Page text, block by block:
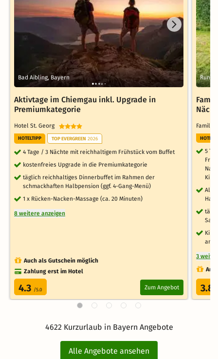
Bad Aibling, Bayern
Aktivtage im Chiemgau inkl. Upgrade in
Premiumkategorie
Hotel St. Georg
HOTELTIPP TOP EVERGREEN 2026
4 Tage / 3 Nächte mit reichhaltigem Frühstück vom Buffet
kostenfreies Upgrade in die Premiumkategorie
täglich reichhaltiges Dinnerbuffet im Rahmen der
schmackhaften Halbpension (ggf. 4-Gang-Menü)
1 x Rücken-Nacken-Massage (ca. 20 Minuten)
8 weitere anzeigen
Auch als Gutschein möglich
Zahlung erst im Hotel
4.3 /5.0 Zum Angebot
5
am
3
3.8
4622 Kurzurlaub in Bayern Angebote
Alle Angebote ansehen